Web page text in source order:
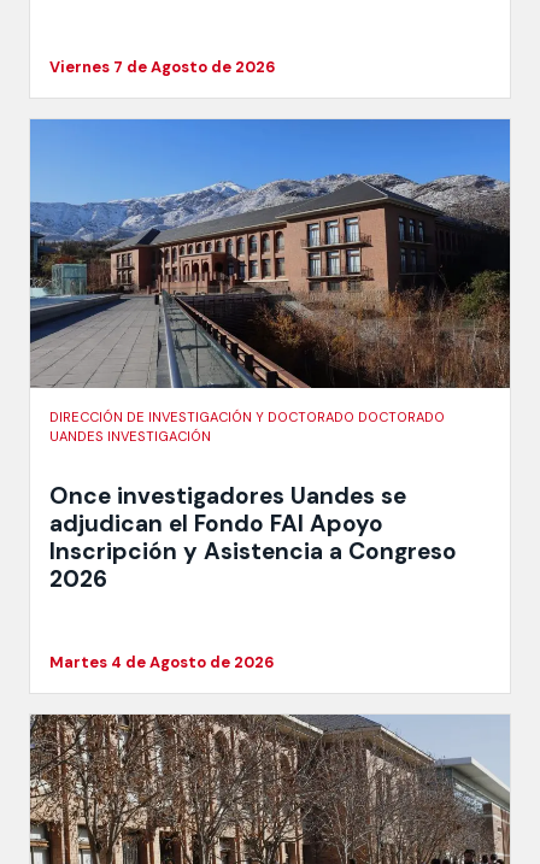
Viernes 7 de Agosto de 2026
DIRECCIÓN DE INVESTIGACIÓN Y DOCTORADO DOCTORADO
UANDES INVESTIGACIÓN
Once investigadores Uandes se
adjudican el Fondo FAI Apoyo
Inscripción y Asistencia a Congreso
2026
Martes 4 de Agosto de 2026